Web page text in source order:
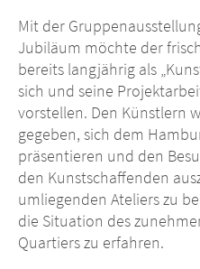
Mit der
Jubiläum möchte der
bereits langjährig als
sich und seine
vorstellen. Den Künstlern
gegeben, sich dem
präsentieren und den
den Kunstschaffenden
umliegenden Ateliers zu
die Situation des
Quartiers zu erfahren.